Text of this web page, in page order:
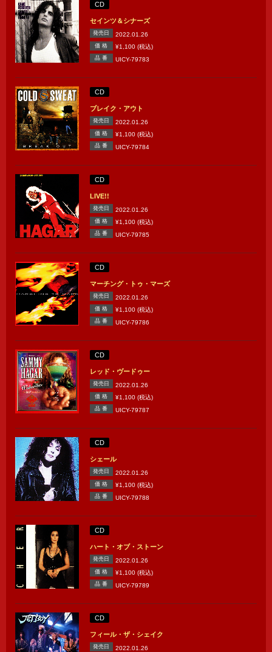
CD
セインツ＆シナーズ
発売日 2022.01.26
価 格 ¥1,100 (税込)
品 番 UICY-79783
CD
ブレイク・アウト
発売日 2022.01.26
価 格 ¥1,100 (税込)
品 番 UICY-79784
CD
LIVE!!
発売日 2022.01.26
価 格 ¥1,100 (税込)
品 番 UICY-79785
CD
マーチング・トゥ・マーズ
発売日 2022.01.26
価 格 ¥1,100 (税込)
品 番 UICY-79786
CD
レッド・ヴードゥー
発売日 2022.01.26
価 格 ¥1,100 (税込)
品 番 UICY-79787
CD
シェール
発売日 2022.01.26
価 格 ¥1,100 (税込)
品 番 UICY-79788
CD
ハート・オブ・ストーン
発売日 2022.01.26
価 格 ¥1,100 (税込)
品 番 UICY-79789
CD
フィール・ザ・シェイク
発売日 2022.01.26